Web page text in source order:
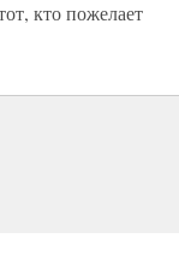
кто пожелает